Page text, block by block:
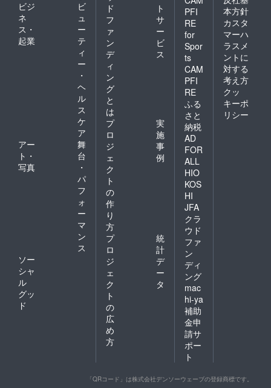
ビジ
ネ
ス・
起業
ビ
ュ
ー
テ
ィ
ー
・
ヘ
ル
ス
ケ
ア
アー
ト・
写真
舞
台
・
パ
フ
ォ
ー
マ
ン
ス
ソー
シャ
ル
グッ
ド
ド
フ
ァ
ン
デ
ィ
ン
グ
と
は
ト
サ
ー
ビ
ス
プ
ロ
ジ
ェ
ク
ト
の
作
り
方
実
施
事
例
プ
ロ
ジ
ェ
ク
ト
の
広
め
方
統
計
デ
ー
タ
PFI
RE
for
Spor
ts
CAM
PFI
RE
ふる
さと
納税
AD
FOR
ALL
HIO
KOS
HI
JFA
クラ
ウド
ファ
ン
ディ
ング
mac
hi-ya
補助
金申
請サ
ポー
ト
本方針
カスタ
マーハ
ラスメ
ントに
対する
考え方
クッ
キーポ
リシー
「QRコード」は株式会社デンソーウェーブの登録商標です。